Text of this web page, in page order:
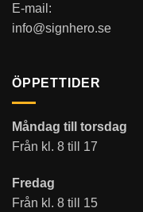
E-mail:
info@signhero.se
ÖPPETTIDER
Måndag till torsdag
Från kl. 8 till 17
Fredag
Från kl. 8 till 15